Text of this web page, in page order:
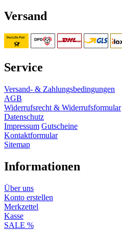
Versand
Service
Versand- & Zahlungsbedingungen
AGB
Widerrufsrecht & Widerrufsformular
Datenschutz
Impressum Gutscheine
Kontaktformular
Sitemap
Informationen
Über uns
Konto erstellen
Merkzettel
Kasse
SALE %